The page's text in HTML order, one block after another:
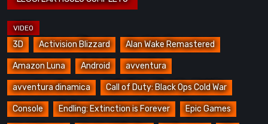
3D Activision Blizzard Alan Wake Remastered
Amazon Luna Android avventura
avventura dinamica Call of Duty: Black Ops Cold War
Console Endling: Extinction is Forever Epic Games